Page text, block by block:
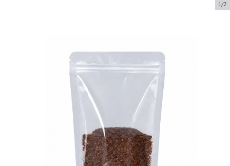
1/2
72110
110 x 65 x 185 mm
Pet12/Pe110
Tовар можно получить в пункте выдачи.